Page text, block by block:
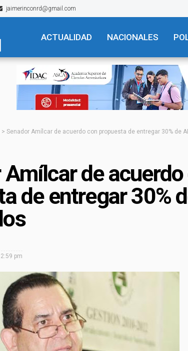
jaimerinconrd@gmail.com
ACTUALIDAD NACIONALES
> Senador Amílcar de acuerdo con propuesta de entregar 30% de
Amílcar de
de entregar 30%
pm